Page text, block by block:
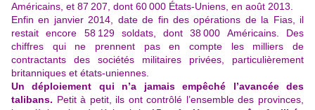
Américains, et 87 207, dont 60 000 États-Uniens, en août 2013.
Enfin en janvier 2014, date de fin des opérations de la Fias, il
restait encore 58 129 soldats, dont 38 000 Américains. Des
chiffres qui ne prennent pas en compte les milliers de
contractants des sociétés militaires privées, particulièrement
britanniques et états-uniennes.
Un déploiement qui n’a jamais empêché l’avancée des
talibans. Petit à petit, ils ont contrôlé l’ensemble des provinces,